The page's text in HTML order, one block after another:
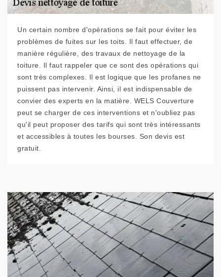
Un certain nombre d'opérations se fait pour éviter les
problèmes de fuites sur les toits. Il faut effectuer, de
manière régulière, des travaux de nettoyage de la
toiture. Il faut rappeler que ce sont des opérations qui
sont très complexes. Il est logique que les profanes ne
puissent pas intervenir. Ainsi, il est indispensable de
convier des experts en la matière. WELS Couverture
peut se charger de ces interventions et n'oubliez pas
qu'il peut proposer des tarifs qui sont très intéressants
et accessibles à toutes les bourses. Son devis est
gratuit.